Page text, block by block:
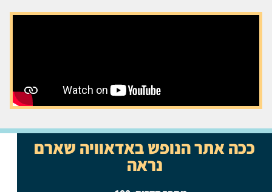
ככה אתר הנופש באדאוויה שארם
נראה